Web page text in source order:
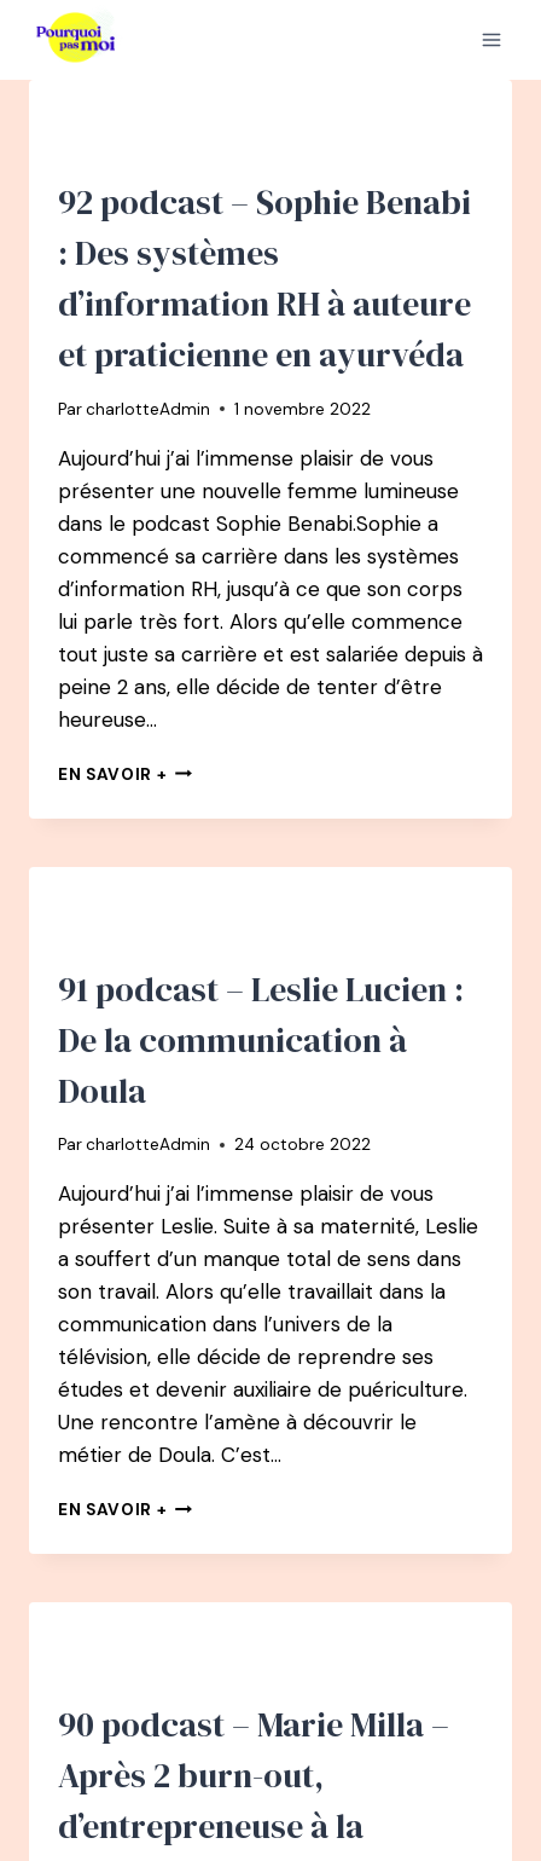
contenu
92 podcast – Sophie Benabi
: Des systèmes
d’information RH à auteure
et praticienne en ayurvéda
ParcharlotteAdmin 1 novembre 2022
Aujourd’hui j’ai l’immense plaisir de vous
présenter une nouvelle femme lumineuse
dans le podcast Sophie Benabi.Sophie a
commencé sa carrière dans les systèmes
d’information RH, jusqu’à ce que son corps
lui parle très fort. Alors qu’elle commence
tout juste sa carrière et est salariée depuis à
peine 2 ans, elle décide de tenter d’être
heureuse…
EN SAVOIR + 92
–
BENABI
RH
AUTEURE
AYURVÉDA
91 podcast – Leslie Lucien :
De la communication à
Doula
ParcharlotteAdmin 24 octobre 2022
Aujourd’hui j’ai l’immense plaisir de vous
présenter Leslie. Suite à sa maternité, Leslie
a souffert d’un manque total de sens dans
son travail. Alors qu’elle travaillait dans la
communication dans l’univers de la
télévision, elle décide de reprendre ses
études et devenir auxiliaire de puériculture.
Une rencontre l’amène à découvrir le
métier de Doula. C’est…
EN SAVOIR + 91
–
LUCIEN
À
90 podcast – Marie Milla –
Après 2 burn-out,
d’entrepreneuse à la